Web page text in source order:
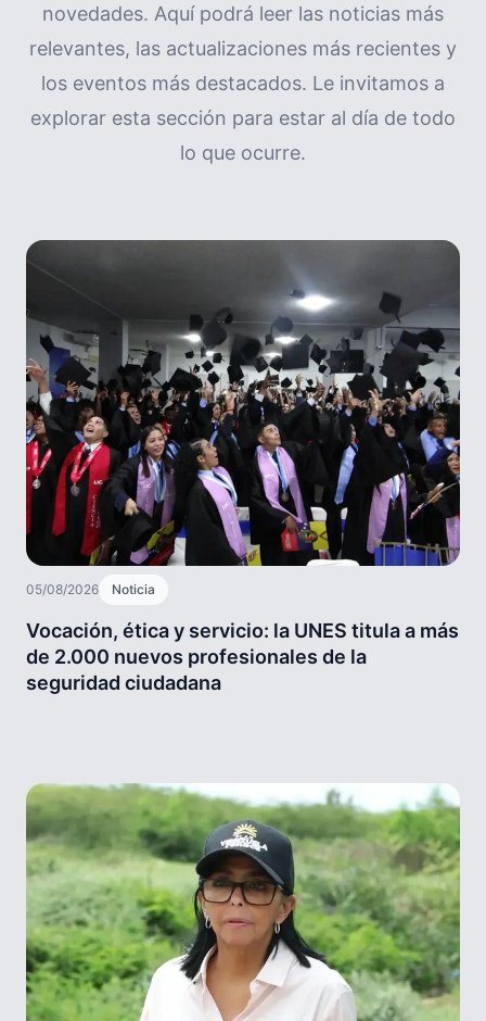
novedades. Aquí podrá leer las noticias más
relevantes, las actualizaciones más recientes y
los eventos más destacados. Le invitamos a
explorar esta sección para estar al día de todo
lo que ocurre.
05/08/2026 Noticia
Vocación, ética y servicio: la UNES titula a más
de 2.000 nuevos profesionales de la
seguridad ciudadana